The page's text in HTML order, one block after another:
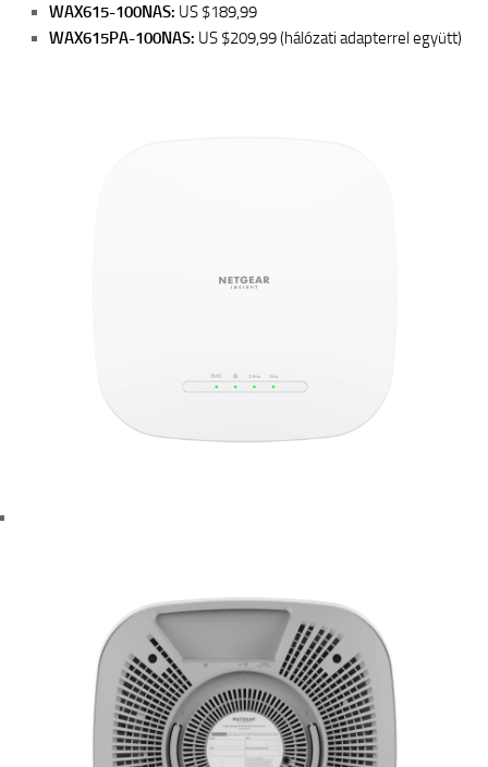
WAX615-100NAS: US $189,99
WAX615PA-100NAS: US $209,99 (hálózati adapterrel együtt)